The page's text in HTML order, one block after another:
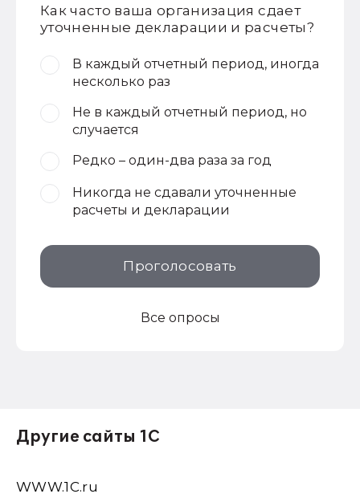
Как часто ваша организация сдает
уточненные декларации и расчеты?
В каждый отчетный период, иногда
несколько раз
Не в каждый отчетный период, но
случается
Редко – один-два раза за год
Никогда не сдавали уточненные
расчеты и декларации
Проголосовать
Все опросы
Другие сайты 1С
WWW.1С.ru